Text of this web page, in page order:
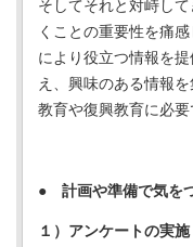
そしてそれと対峙し
くことの重要性を痛
により役立つ情報を
え、興味のある情報
教育や復興教育に必要
● 計画や準備で気を
１）アンケートの実施